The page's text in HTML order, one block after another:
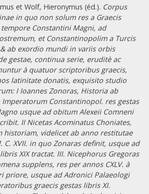
et Wolf, Hieronymus (éd.). Corpus
in quo non solum res a Graecis
Constantini Magni, ad
et Constantinopolim a Turcis
ab exordio mundi in variis orbis
gestae, continua serie, eruditè ac
à quatuor scriptoribus graecis,
latinitate donatis, exquisito studio
I Ioannes Zonoras, Historia ab
Constantinopol. res gestas
usque ad obitum Alexeii Comneni
II Nicetas Acominatus Choniates,
historiam, videlicet ab anno restitutae
C. XVII. in quo Zonaras definit, usque ad
XIX tractat. III. Nicephorus Gregoras
supplens, res per annos CXLV. à
priore, usque ad Adronici Palaeologi
graecis gestas libris XI.